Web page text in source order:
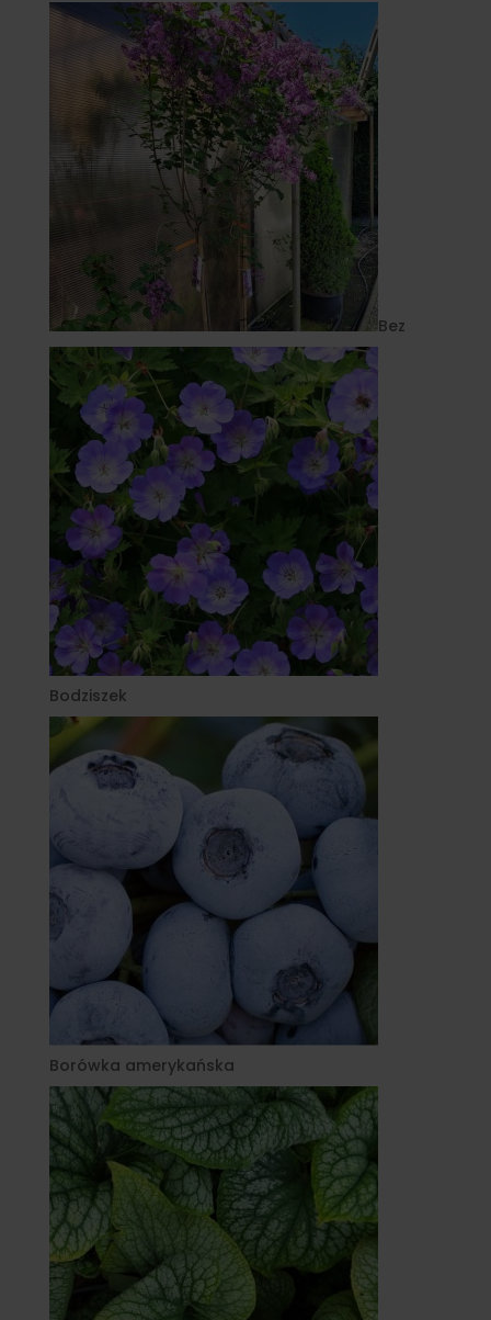
Bez
Bodziszek
Borówka amerykańska